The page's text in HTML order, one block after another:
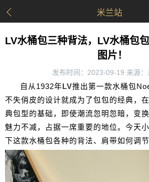
米兰站
LV水桶包三种背法，LV水桶包
图片！
发布时间：2023-09-19 来源
自从1932年LV推出第一款水桶包
不失俏皮的设计就成为了包包的经典，
典包型的基础，即使潮流忽明忽暗，变
魅力不减，占据一席重要的地位。今天
下这款水桶包各种的背法、肩带如何调